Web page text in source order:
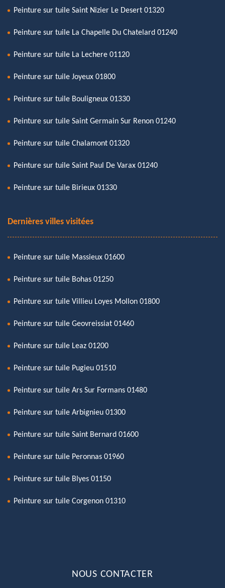
Peinture sur tuile Saint Nizier Le Desert 01320
Peinture sur tuile La Chapelle Du Chatelard 01240
Peinture sur tuile La Lechere 01120
Peinture sur tuile Joyeux 01800
Peinture sur tuile Bouligneux 01330
Peinture sur tuile Saint Germain Sur Renon 01240
Peinture sur tuile Chalamont 01320
Peinture sur tuile Saint Paul De Varax 01240
Peinture sur tuile Birieux 01330
Dernières villes visitées
Peinture sur tuile Massieux 01600
Peinture sur tuile Bohas 01250
Peinture sur tuile Villieu Loyes Mollon 01800
Peinture sur tuile Geovreissiat 01460
Peinture sur tuile Leaz 01200
Peinture sur tuile Pugieu 01510
Peinture sur tuile Ars Sur Formans 01480
Peinture sur tuile Arbignieu 01300
Peinture sur tuile Saint Bernard 01600
Peinture sur tuile Peronnas 01960
Peinture sur tuile Blyes 01150
Peinture sur tuile Corgenon 01310
NOUS CONTACTER